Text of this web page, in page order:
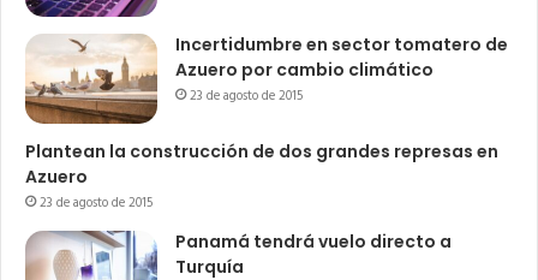
Incertidumbre en sector tomatero de
Azuero por cambio climático
23 de agosto de 2015
Plantean la construcción de dos grandes represas en
Azuero
23 de agosto de 2015
Panamá tendrá vuelo directo a
Turquía